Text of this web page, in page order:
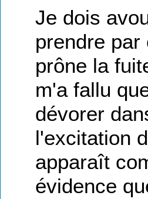
Je dois
prendre
prône la
m'a fallu
dévorer
l'excitation
apparaît
évidence